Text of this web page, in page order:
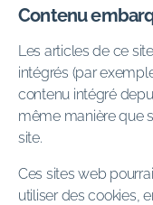
Contenu
Les articles de ce
intégrés (par
contenu intégré
même manière que
site.
Ces sites web
utiliser des cookies,